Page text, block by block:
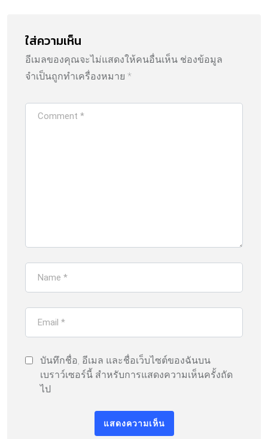
ใส่ความเห็น
อีเมลของคุณจะไม่แสดงให้คนอื่นเห็น ช่องข้อมูล
จำเป็นถูกทำเครื่องหมาย *
บันทึกชื่อ, อีเมล และชื่อเว็บไซต์ของฉันบน
เบราว์เซอร์นี้ สำหรับการแสดงความเห็นครั้งถัด
ไป